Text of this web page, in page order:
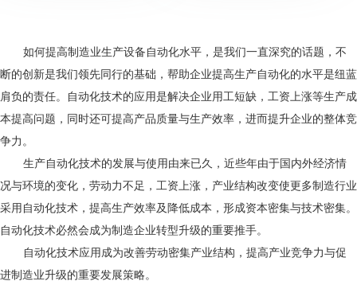
如何提高制造业生产设备自动化水平，是我们一直深究的话题，不
断的创新是我们领先同行的基础，帮助企业提高生产自动化的水平是纽蓝
肩负的责任。自动化技术的应用是解决企业用工短缺，工资上涨等生产成
本提高问题，同时还可提高产品质量与生产效率，进而提升企业的整体竞
争力。
生产自动化技术的发展与使用由来已久，近些年由于国内外经济情
况与环境的变化，劳动力不足，工资上涨，产业结构改变使更多制造行业
采用自动化技术，提高生产效率及降低成本，形成资本密集与技术密集。
自动化技术必然会成为制造企业转型升级的重要推手。
自动化技术应用成为改善劳动密集产业结构，提高产业竞争力与促
进制造业升级的重要发展策略。